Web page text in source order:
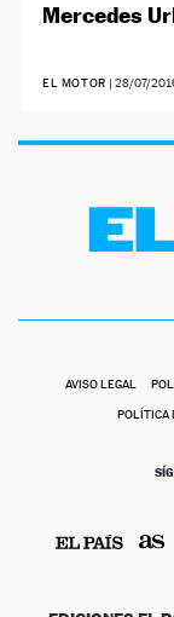
Mercedes
EL MOTOR | 28/07/
AVISO LEGAL
POLÍTICA